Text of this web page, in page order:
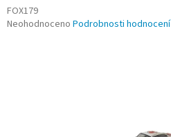
FOX179
Průměrné
Neohodnoceno Podrobnosti hodnocení